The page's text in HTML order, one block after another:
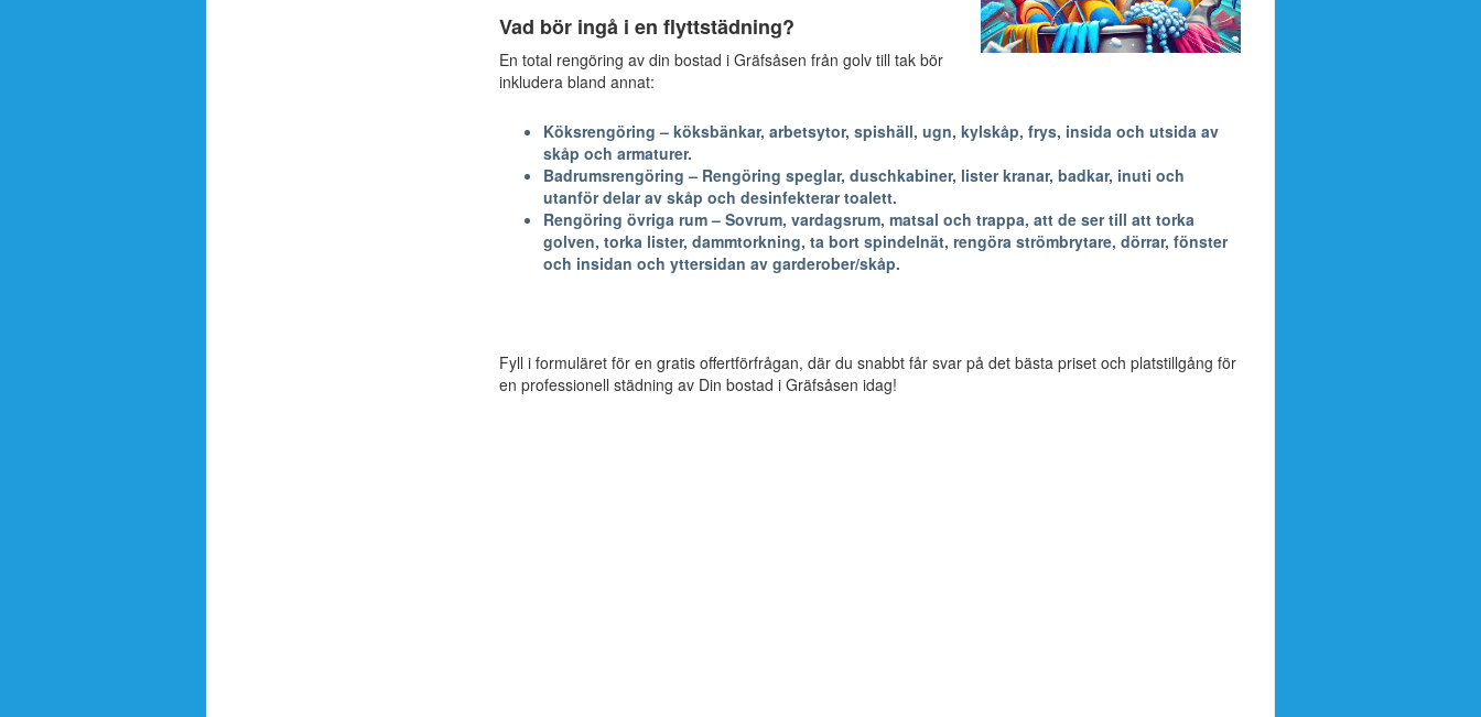
Vad bör ingå i en flyttstädning?
En total rengöring av din bostad i Gräfsåsen från golv till tak bör
inkludera bland annat:
Köksrengöring – köksbänkar, arbetsytor, spishäll, ugn, kylskåp, frys, insida och utsida av
skåp och armaturer.
Badrumsrengöring – Rengöring speglar, duschkabiner, lister kranar, badkar, inuti och
utanför delar av skåp och desinfekterar toalett.
Rengöring övriga rum – Sovrum, vardagsrum, matsal och trappa, att de ser till att torka
golven, torka lister, dammtorkning, ta bort spindelnät, rengöra strömbrytare, dörrar, fönster
och insidan och yttersidan av garderober/skåp.
Fyll i formuläret för en gratis offertförfrågan, där du snabbt får svar på det bästa priset och platstillgång för
en professionell städning av Din bostad i Gräfsåsen idag!